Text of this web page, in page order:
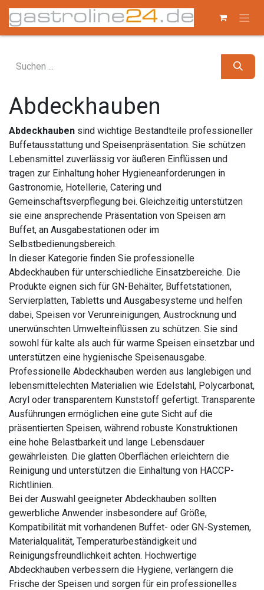
Zum Inhalt springen
Abdeckhauben
Abdeckhauben sind wichtige Bestandteile professioneller
Buffetausstattung und Speisenpräsentation. Sie schützen
Lebensmittel zuverlässig vor äußeren Einflüssen und
tragen zur Einhaltung hoher Hygieneanforderungen in
Gastronomie, Hotellerie, Catering und
Gemeinschaftsverpflegung bei. Gleichzeitig unterstützen
sie eine ansprechende Präsentation von Speisen am
Buffet, an Ausgabestationen oder im
Selbstbedienungsbereich.
In dieser Kategorie finden Sie professionelle
Abdeckhauben für unterschiedliche Einsatzbereiche. Die
Produkte eignen sich für GN-Behälter, Buffetstationen,
Servierplatten, Tabletts und Ausgabesysteme und helfen
dabei, Speisen vor Verunreinigungen, Austrocknung und
unerwünschten Umwelteinflüssen zu schützen. Sie sind
sowohl für kalte als auch für warme Speisen einsetzbar und
unterstützen eine hygienische Speisenausgabe.
Professionelle Abdeckhauben werden aus langlebigen und
lebensmittelechten Materialien wie Edelstahl, Polycarbonat,
Acryl oder transparentem Kunststoff gefertigt. Transparente
Ausführungen ermöglichen eine gute Sicht auf die
präsentierten Speisen, während robuste Konstruktionen
eine hohe Belastbarkeit und lange Lebensdauer
gewährleisten. Die glatten Oberflächen erleichtern die
Reinigung und unterstützen die Einhaltung von HACCP-
Richtlinien.
Bei der Auswahl geeigneter Abdeckhauben sollten
gewerbliche Anwender insbesondere auf Größe,
Kompatibilität mit vorhandenen Buffet- oder GN-Systemen,
Materialqualität, Temperaturbeständigkeit und
Reinigungsfreundlichkeit achten. Hochwertige
Abdeckhauben verbessern die Hygiene, verlängern die
Frische der Speisen und sorgen für ein professionelles